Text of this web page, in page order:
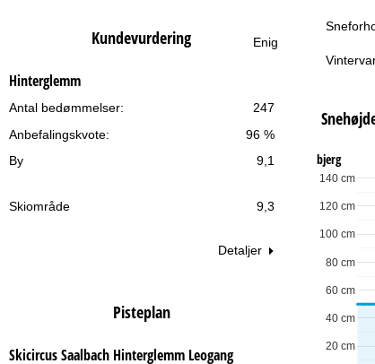
Enig
Kundevurdering
Hinterglemm
247
Antal bedømmelser:
96 %
Anbefalingskvote:
By
9,1
Skiområde 9,3
Detaljer
Pisteplan
Skicircus Saalbach Hinterglemm Leogang
bjerg
20 cm
40 cm
60 cm
80 cm
100 cm
120 cm
140 cm